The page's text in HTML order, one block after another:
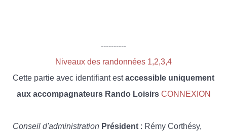
----------
Niveaux des randonnées 1,2,3,4
Cette partie avec identifiant estaccessible uniquement
aux accompagnateurs Rando Loisirs CONNEXION
Conseil d'administration Président : Rémy Corthésy,